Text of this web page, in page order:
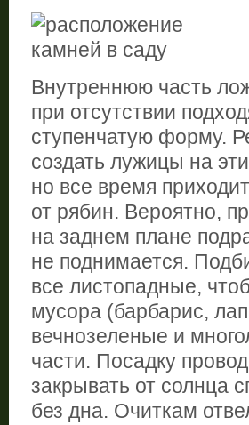
Внутреннюю часть
при отсутствии
ступенчатую форму.
создать лужицы на
но все время
от рябин. Вероятно,
на заднем плане
не поднимается.
все листопадные,
мусора (барбарис,
вечнозеленые и
части. Посадку
закрывать от солнца
без дна. Очиткам